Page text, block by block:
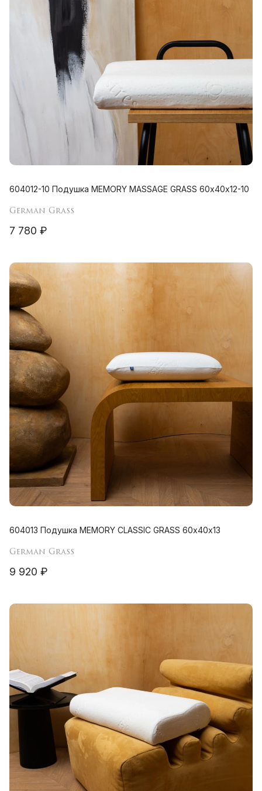
604012-10 Подушка MEMORY MASSAGE GRASS 60х40х12-10
German Grass
7 780 ₽
604013 Подушка MEMORY CLASSIC GRASS 60х40х13
German Grass
9 920 ₽